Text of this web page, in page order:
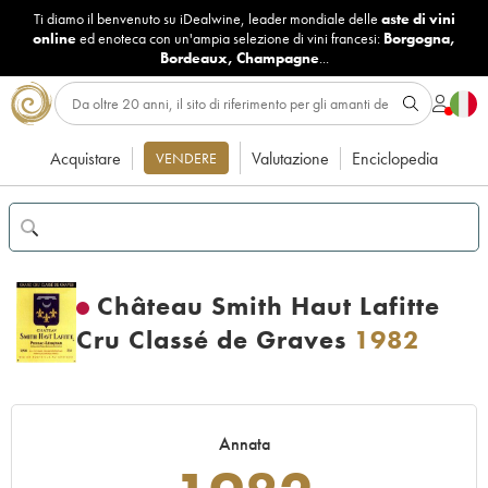
Ti diamo il benvenuto su iDealwine, leader mondiale delle aste di vini
onlineed enoteca con un'ampia selezione di vini francesi: Borgogna,
Bordeaux, Champagne...
Acquistare VENDERE Valutazione Enciclopedia
Château Smith Haut Lafitte
Cru Classé de Graves 1982
Annata